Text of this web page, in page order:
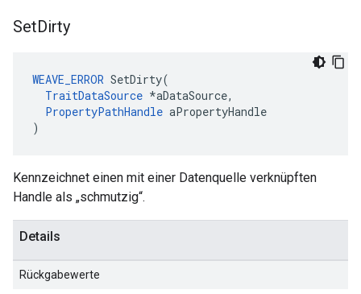
SetDirty
WEAVE_ERROR SetDirty(
TraitDataSource *aDataSource,
PropertyPathHandle aPropertyHandle
)
Kennzeichnet einen mit einer Datenquelle verknüpften
Handle als „schmutzig“.
Details
Rückgabewerte